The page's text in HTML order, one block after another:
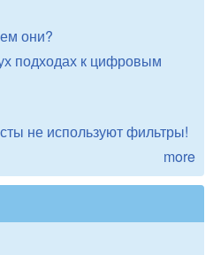
они?
подходах к цифровым
не используют фильтры!
more